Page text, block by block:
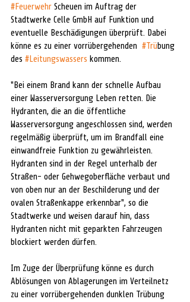
#Feuerwehr Scheuen im Auftrag der
Stadtwerke Celle GmbH auf Funktion und
eventuelle Beschädigungen überprüft. Dabei
könne es zu einer vorrübergehenden #Trübung
des #Leitungswassers kommen.
"Bei einem Brand kann der schnelle Aufbau
einer Wasserversorgung Leben retten. Die
Hydranten, die an die öffentliche
Wasserversorgung angeschlossen sind, werden
regelmäßig überprüft, um im Brandfall eine
einwandfreie Funktion zu gewährleisten.
Hydranten sind in der Regel unterhalb der
Straßen- oder Gehwegoberfläche verbaut und
von oben nur an der Beschilderung und der
ovalen Straßenkappe erkennbar", so die
Stadtwerke und weisen darauf hin, dass
Hydranten nicht mit geparkten Fahrzeugen
blockiert werden dürfen.
Im Zuge der Überprüfung könne es durch
Ablösungen von Ablagerungen im Verteilnetz
zu einer vorrübergehenden dunklen Trübung